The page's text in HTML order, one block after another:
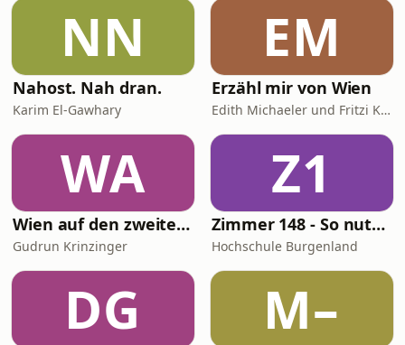
NN
Nahost. Nah dran.
Karim El-Gawhary
EM
Erzähl mir von Wien
Edith Michaeler und Fritzi Kraus
WA
Wien auf den zweiten Blick
Gudrun Krinzinger
Z1
Zimmer 148 - So nutzen wir KI
Hochschule Burgenland
DG M–